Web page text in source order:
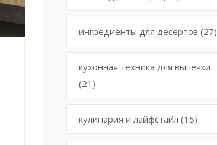
ингредиенты для десертов (27)
кухонная техника для выпечки
(21)
кулинария и лайфстайл (15)